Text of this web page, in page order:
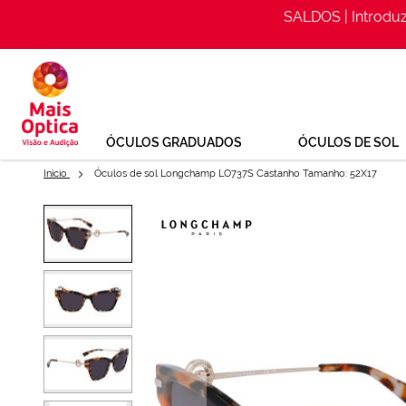
SALDOS |
ÓCULOS GRADUADOS ÓCULOS DE SOL
Início Óculos de sol Longchamp LO737S Castanho Tamanho: 52X17
Óculos de sol Longchamp
para
da
Galeria